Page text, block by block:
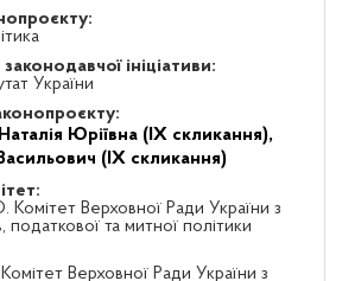
ініціативи:
України
Юріївна (IX скликання),
(IX скликання)
Комітет Верховної Ради України з
податкової та митної політики
Верховної Ради України з